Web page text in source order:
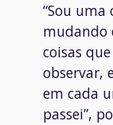
“Sou uma
mudando
coisas
observar,
em cada
passei”,